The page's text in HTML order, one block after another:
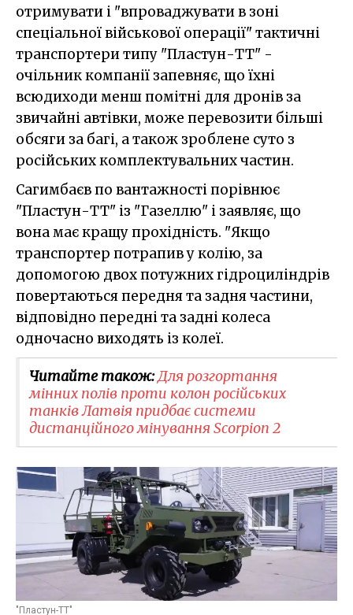
отримувати і "впроваджувати в зоні
спеціальної військової операції" тактичні
транспортери типу "Пластун-ТТ" -
очільник компанії запевняє, що їхні
всюдиходи менш помітні для дронів за
звичайні автівки, може перевозити більші
обсяги за багі, а також зроблене суто з
російських комплектувальних частин.
Сагимбаєв по вантажності порівнює
"Пластун-ТТ" із "Газеллю" і заявляє, що
вона має кращу прохідність. "Якщо
транспортер потрапив у колію, за
допомогою двох потужних гідроциліндрів
повертаються передня та задня частини,
відповідно передні та задні колеса
одночасно виходять із колеї.
Читайте також:Для розгортання
мінних полів проти колон російських
танків Латвія придбає системи
дистанційного мінування Scorpion 2
"Пластун-ТТ"